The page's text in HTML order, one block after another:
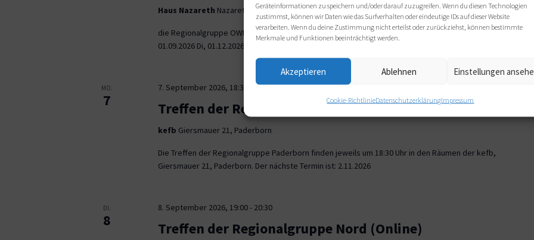
Geräteinformationen zu speichern und/oder darauf zuzugreifen. Wenn du diesen Technologien
zustimmst, können wir Daten wie das Surfverhalten oder eindeutige IDs auf dieser Website
verarbeiten. Wenn du deine Zustimmung nicht erteilst oder zurückziehst, können bestimmte
Merkmale und Funktionen beeinträchtigt werden.
Akzeptieren Ablehnen Einstellungen
Cookie-RichtlinieDatenschutzerklärungImpressum
Haus Nazareth Nazarethweg 5, Bielefeld
die Regionalgruppe OWL trifft sich wie gewohnt im Haus Nazareth an folgenden Terminen: Di,
01.09.2026 Di, 01.12.2026 jeweils von 19 bis 21 Uhr.
MO.
7
7. September 2026, 18:30 21:30
Treffen der Regionalgruppe Paderborn
kefb Giersmauer 21, Paderborn
Die Treffen der Regionalgruppe Paderborn finden jeweils um 18:30 Uhr in den Räumen der kefb,
Giersmauer 21, Paderborn. Der nächste Termin ist: 2.11.2026
DI.
8
8. September 2026, 19:00- 20:30
Treffen der Regionalgruppe Nord (Online)